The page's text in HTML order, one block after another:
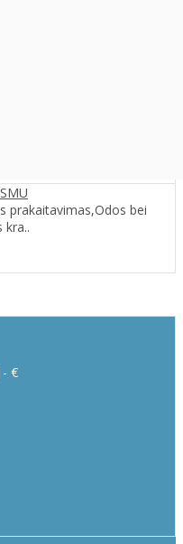
prakaitavimas,Odos bei
kra..
- €